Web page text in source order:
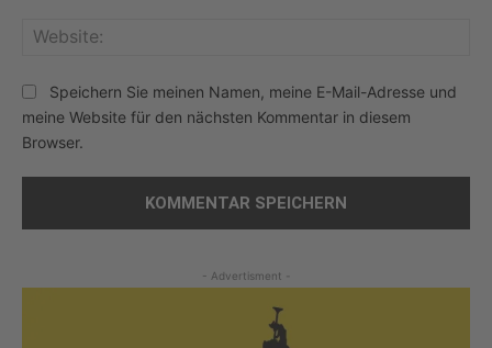
Speichern Sie meinen Namen, meine E-Mail-Adresse und
meine Website für den nächsten Kommentar in diesem
Browser.
- Advertisment -